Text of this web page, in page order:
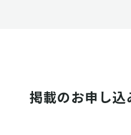
掲載のお申し込